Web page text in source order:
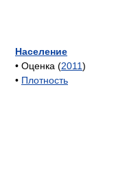
Население
• Оценка (2011)
• Плотность